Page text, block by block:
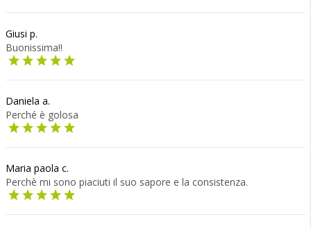
Giusi p.
Buonissima!!
Daniela a.
Perché è golosa
Maria paola c.
Perchè mi sono piaciuti il suo sapore e la consistenza.